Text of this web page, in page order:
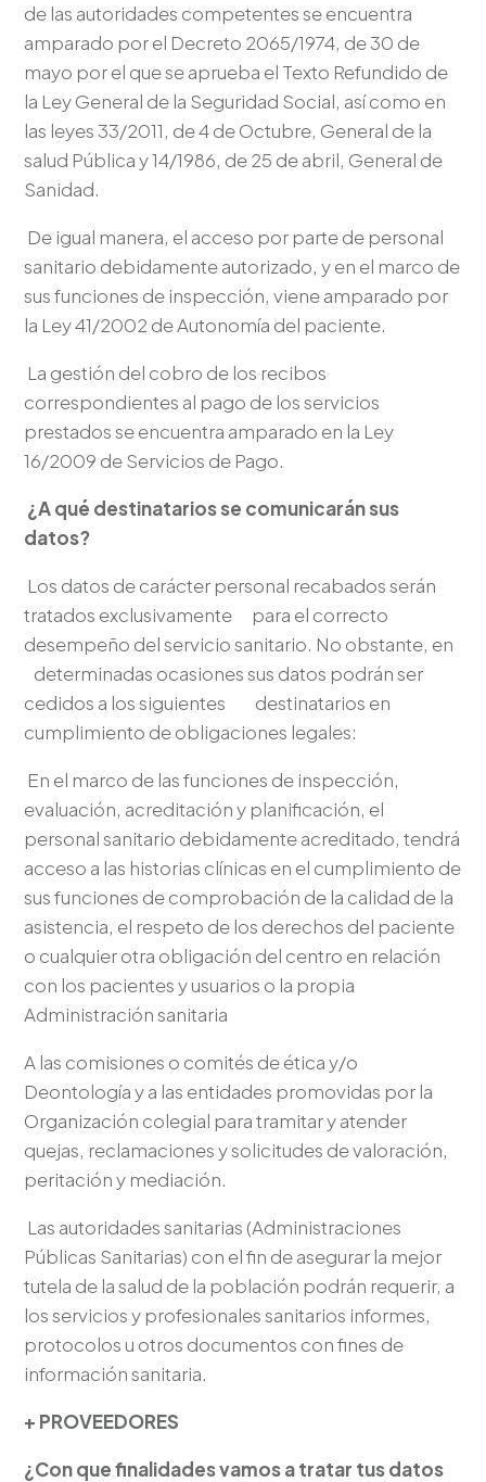
de las autoridades competentes se encuentra
amparado por el Decreto 2065/1974, de 30 de
mayo por el que se aprueba el Texto Refundido de
la Ley General de la Seguridad Social, así como en
las leyes 33/2011, de 4 de Octubre, General de la
salud Pública y 14/1986, de 25 de abril, General de
Sanidad.
De igual manera, el acceso por parte de personal
sanitario debidamente autorizado, y en el marco de
sus funciones de inspección, viene amparado por
la Ley 41/2002 de Autonomía del paciente.
La gestión del cobro de los recibos
correspondientes al pago de los servicios
prestados se encuentra amparado en la Ley
16/2009 de Servicios de Pago.
¿A qué destinatarios se comunicarán sus
datos?
Los datos de carácter personal recabados serán
tratados exclusivamente para el correcto
desempeño del servicio sanitario. No obstante, en
determinadas ocasiones sus datos podrán ser
cedidos a los siguientes destinatarios en
cumplimiento de obligaciones legales:
En el marco de las funciones de inspección,
evaluación, acreditación y planificación, el
personal sanitario debidamente acreditado, tendrá
acceso a las historias clínicas en el cumplimiento de
sus funciones de comprobación de la calidad de la
asistencia, el respeto de los derechos del paciente
o cualquier otra obligación del centro en relación
con los pacientes y usuarios o la propia
Administración sanitaria
A las comisiones o comités de ética y/o
Deontología y a las entidades promovidas por la
Organización colegial para tramitar y atender
quejas, reclamaciones y solicitudes de valoración,
peritación y mediación.
Las autoridades sanitarias (Administraciones
Públicas Sanitarias) con el fin de asegurar la mejor
tutela de la salud de la población podrán requerir, a
los servicios y profesionales sanitarios informes,
protocolos u otros documentos con fines de
información sanitaria.
+ PROVEEDORES
¿Con que finalidades vamos a tratar tus datos